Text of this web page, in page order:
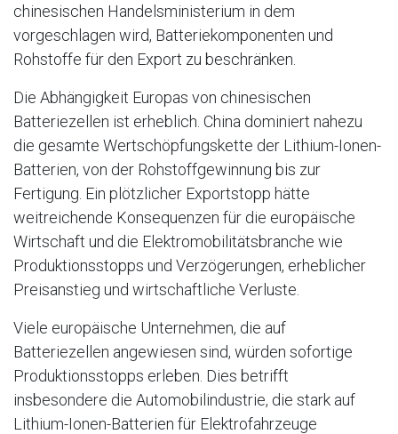
chinesischen Handelsministerium in dem
vorgeschlagen wird, Batteriekomponenten und
Rohstoffe für den Export zu beschränken.
Die Abhängigkeit Europas von chinesischen
Batteriezellen ist erheblich. China dominiert nahezu
die gesamte Wertschöpfungskette der Lithium-Ionen-
Batterien, von der Rohstoffgewinnung bis zur
Fertigung. Ein plötzlicher Exportstopp hätte
weitreichende Konsequenzen für die europäische
Wirtschaft und die Elektromobilitätsbranche wie
Produktionsstopps und Verzögerungen, erheblicher
Preisanstieg und wirtschaftliche Verluste.
Viele europäische Unternehmen, die auf
Batteriezellen angewiesen sind, würden sofortige
Produktionsstopps erleben. Dies betrifft
insbesondere die Automobilindustrie, die stark auf
Lithium-Ionen-Batterien für Elektrofahrzeuge